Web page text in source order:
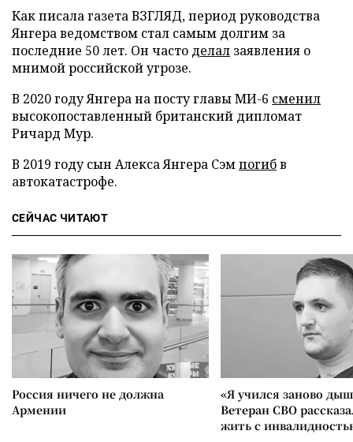
Как писала газета ВЗГЛЯД, период руководства
Янгера ведомством стал самым долгим за
последние 50 лет. Он часто делал заявления о
мнимой российской угрозе.
В 2020 году Янгера на посту главы МИ-6 сменил
высокопоставленный британский дипломат
Ричард Мур.
В 2019 году сын Алекса Янгера Сэмпогибв
автокатастрофе.
СЕЙЧАС ЧИТАЮТ
Россия ничего не должна
Армении
«Я учился заново
Ветеран СВО
жить с